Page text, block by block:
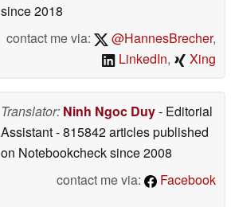
since 2018
contact me via:
@HannesBrecher,
LinkedIn, Xing
Translator: Ninh Ngoc Duy- Editorial
Assistant- 815842 articles published
on Notebookchecksince 2008
contact me via:
Facebook